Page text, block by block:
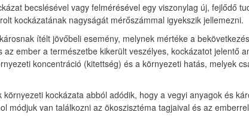
becslésével vagy felmérésével egy viszonylag új, fejlődő
kockázatának nagyságát mérőszámmal igyekszik jellemezni.
ítélt jövőbeli esemény, melynek mértéke a
az ember a természetbe kikerült veszélyes, kockázatot jelentő
koncentráció (kitettség) és a környezeti hatás, melyek
környezeti kockázata abból adódik, hogy a vegyi anyagok és
módjuk van találkozni az ökoszisztéma tagjaival és az